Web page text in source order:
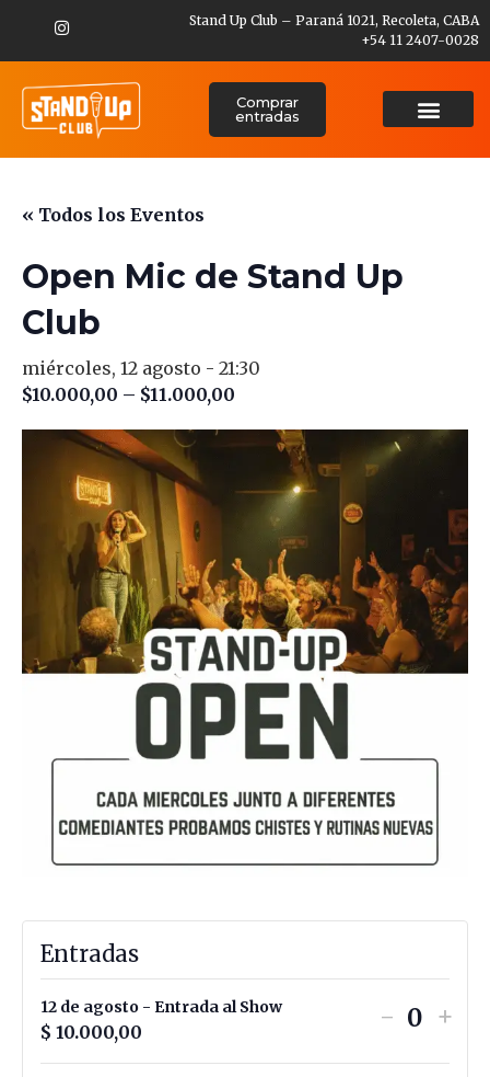
Stand Up Club – Paraná 1021, Recoleta, CABA
+54 11 2407-0028
Comprar
entradas
« Todos los Eventos
Open Mic de Stand Up
Club
miércoles, 12 agosto - 21:30
$10.000,00 – $11.000,00
Entradas
12 de agosto - Entrada al Show
$ 10.000,00 - +